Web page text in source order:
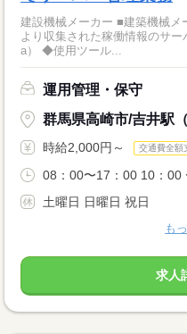
建設機械メーカー ■建築機械
より収集された稼働情報のサ
a） ◆使用ツール...
運用管理・保守
群馬県高崎市/吉井駅
時給2,000円～ 交通費全額
08：00〜17：00 10：00
土曜日 日曜日 祝日
も
求人